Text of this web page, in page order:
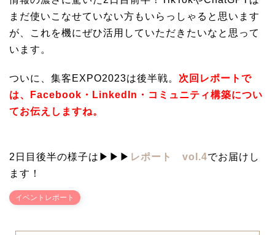
まだ使いこなせていない方もいらっしゃると思います
が、これを機にぜひ活用していただきたいなと思って
います。
ついに、集客EXPO2023は後半戦。 次回レポートで
は、Facebook・LinkedIn・コミュニティ構築につい
てお伝えしますね。
2日目後半の様子は▶▶▶ レポート vol.4でお届けし
ます！
イベントレポート